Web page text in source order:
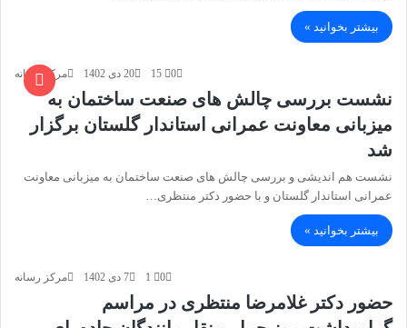
بیشتر بخوانید »
مرکز رسانه 20 دی 1402 0
نشست بررسی چالش های صنعت ساختمان به
میزبانی معاونت عمرانی استاندار گلستان برگزار
شد
نشست هم اندیشی و بررسی چالش های صنعت ساختمان به میزبانی معاونت
عمرانی استاندار گلستان و با حضور دکتر منتظری…
بیشتر بخوانید »
مرکز رسانه 7 دی 1402 0
حضور دکتر غلامرضا منتظری در مراسم